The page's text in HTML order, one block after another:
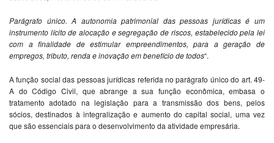
Parágrafo único. A autonomia patrimonial das pessoas jurídicas é um
instrumento lícito de alocação e segregação de riscos, estabelecido pela lei
com a finalidade de estimular empreendimentos, para a geração de
empregos, tributo, renda e inovação em benefício de todos“.
A função social das pessoas jurídicas referida no parágrafo único do art. 49-
A do Código Civil, que abrange a sua função econômica, embasa o
tratamento adotado na legislação para a transmissão dos bens, pelos
sócios, destinados à integralização e aumento do capital social, uma vez
que são essenciais para o desenvolvimento da atividade empresária.